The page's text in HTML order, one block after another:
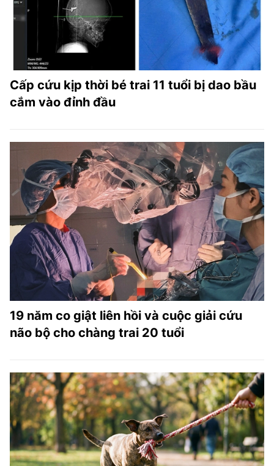
Cấp cứu kịp thời bé trai 11 tuổi bị dao bầu
cắm vào đỉnh đầu
19 năm co giật liên hồi và cuộc giải cứu
não bộ cho chàng trai 20 tuổi